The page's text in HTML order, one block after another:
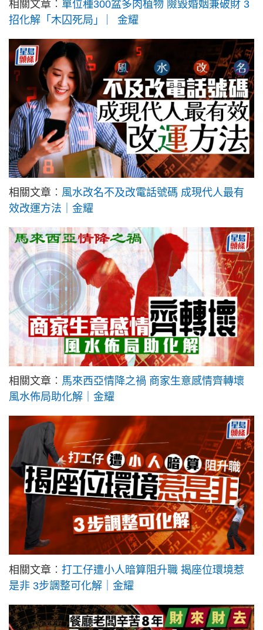
相關文章︰ 單位種300盆多肉植物 險毀婚姻兼破財 3
招化解「木囚死局」 ︳金耀
相關文章︰ 風水改名不及改電話號碼 成現代人最有
效改運方法｜金耀
相關文章︰ 馬來西亞情降之禍 商家生意感情齊轉壞
風水佈局助化解｜金耀
相關文章︰ 打工仔遭小人暗算阻升職 揭座位環境惹
是非 3步調整可化解｜金耀